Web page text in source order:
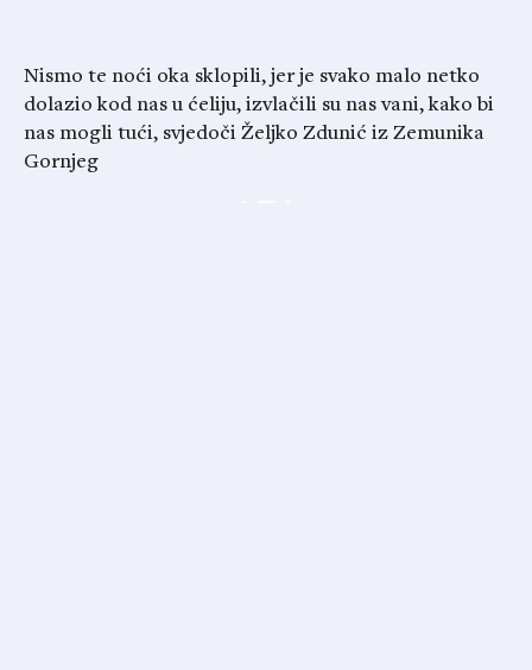
Nismo te noći oka sklopili, jer je svako malo netko
dolazio kod nas u ćeliju, izvlačili su nas vani, kako bi
nas mogli tući, svjedoči Željko Zdunić iz Zemunika
Gornjeg